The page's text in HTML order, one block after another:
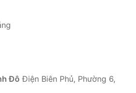
Đô Điện Biên Phủ, Phường 6,